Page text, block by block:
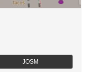
JOSM